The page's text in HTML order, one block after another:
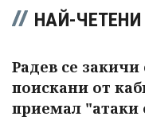
НАЙ-ЧЕТЕНИ
Радев се
поискани от
приемал "атаки